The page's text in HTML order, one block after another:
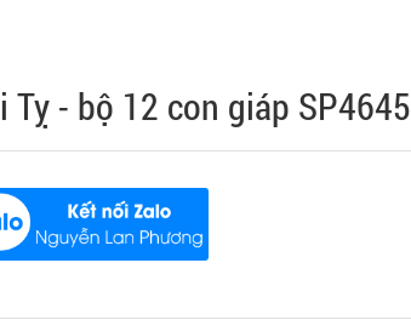
- bộ 12 con giáp SP4645